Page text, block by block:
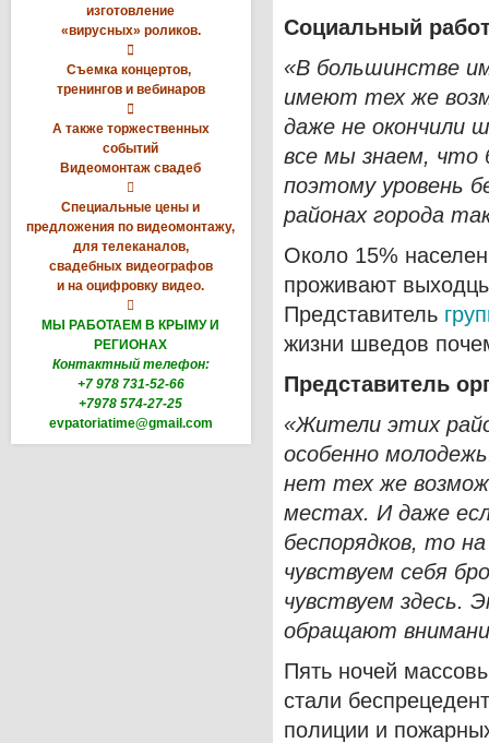
изготовление
«вирусных» роликов.

Съемка концертов,
тренингов и вебинаров

А также торжественных
событий
Видеомонтаж свадеб

Специальные цены и
предложения по видеомонтажу,
для телеканалов,
свадебных видеографов
и на оцифровку видео.

МЫ РАБОТАЕМ В КРЫМУ И
РЕГИОНАХ
Контактный телефон:
+7 978 731-52-66
+7978 574-27-25
evpatoriatime@gmail.com
Социальный
«В большинстве
имеют тех же
даже не окончили
все мы знаем, что
поэтому уровень
районах города
Около 15%
проживают
Представитель
жизни шведов
Представитель
«Жители этих
особенно
нет тех же
местах. И даже
беспорядков, то
чувствуем себя
чувствуем здесь.
обращают
Пять ночей
стали
полиции и